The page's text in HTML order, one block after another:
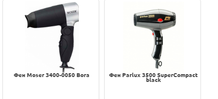
Фен Moser 3400-0050 Bora Фен Parlux 3500 SuperCompact
black